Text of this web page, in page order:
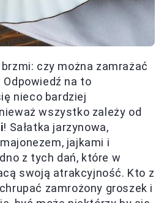
czy można zamrażać
Odpowiedź na to
nieco bardziej
wszystko zależy od
! Sałatka jarzynowa,
jajkami i
z tych dań, które w
swoją atrakcyjność. Kto z
zamrożony groszek i